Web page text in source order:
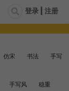
登录 | 注册
仿宋 书法
手写
手写风
稳重